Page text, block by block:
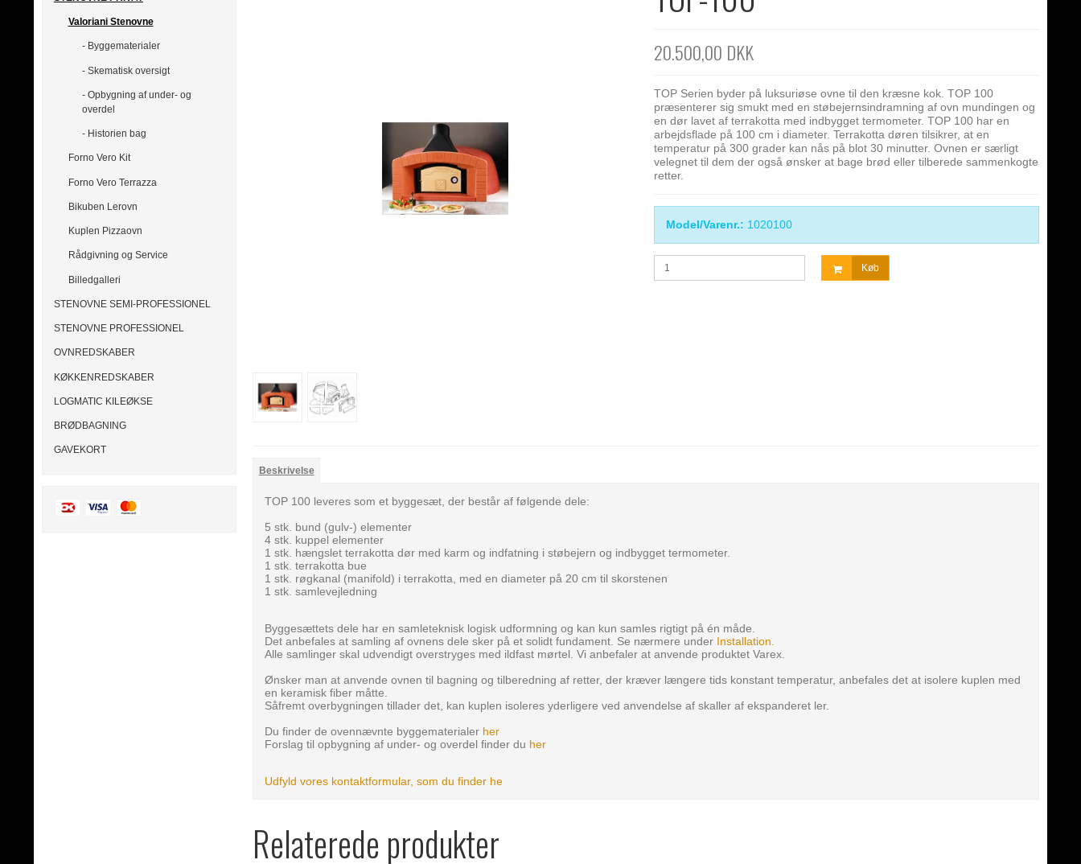
Valoriani Stenovne
- Byggematerialer
- Skematisk oversigt
- Opbygning af under- og
overdel
- Historien bag
Forno Vero Kit
Forno Vero Terrazza
Bikuben Lerovn
Kuplen Pizzaovn
Rådgivning og Service
Billedgalleri
STENOVNE SEMI-PROFESSIONEL
STENOVNE PROFESSIONEL
OVNREDSKABER
KØKKENREDSKABER
LOGMATIC KILEØKSE
BRØDBAGNING
GAVEKORT
20.500,00 DKK
TOP Serien byder på luksuriøse ovne til den kræsne kok. TOP 100
præsenterer sig smukt med en støbejernsindramning af ovn mundingen og
en dør lavet af terrakotta med indbygget termometer. TOP 100 har en
arbejdsflade på 100 cm i diameter. Terrakotta døren tilsikrer, at en
temperatur på 300 grader kan nås på blot 30 minutter. Ovnen er særligt
velegnet til dem der også ønsker at bage brød eller tilberede sammenkogte
retter.
Model/Varenr.: 1020100
Køb
Beskrivelse
TOP 100 leveres som et byggesæt, der består af følgende dele:
5 stk. bund (gulv-) elementer
4 stk. kuppel elementer
1 stk. hængslet terrakotta dør med karm og indfatning i støbejern og indbygget termometer.
1 stk. terrakotta bue
1 stk. røgkanal (manifold) i terrakotta, med en diameter på 20 cm til skorstenen
1 stk. samlevejledning
Byggesættets dele har en samleteknisk logisk udformning og kan kun samles rigtigt på én måde.
Det anbefales at samling af ovnens dele sker på et solidt fundament. Se nærmere under Installation.
Alle samlinger skal udvendigt overstryges med ildfast mørtel. Vi anbefaler at anvende produktet Varex.
Ønsker man at anvende ovnen til bagning og tilberedning af retter, der kræver længere tids konstant temperatur, anbefales det at isolere kuplen med
en keramisk fiber måtte.
Såfremt overbygningen tillader det, kan kuplen isoleres yderligere ved anvendelse af skaller af ekspanderet ler.
Du finder de ovennævnte byggematerialer her
Forslag til opbygning af under- og overdel finder du her
Udfyld vores kontaktformular, som du finder he
Relaterede produkter